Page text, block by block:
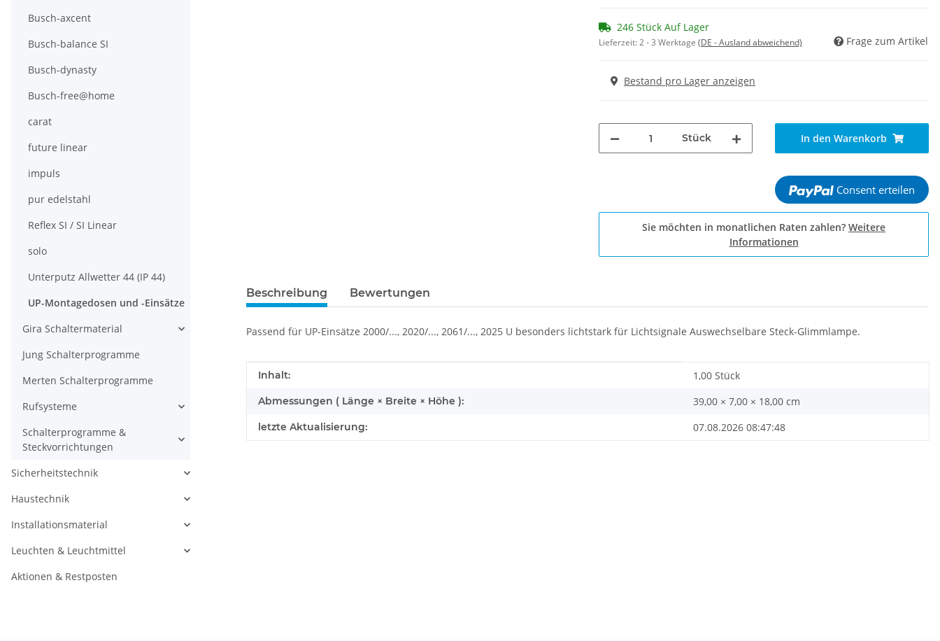
246 Stück Auf Lager
Lieferzeit:2 - 3 Werktage (DE - Ausland abweichend) Frage zum Artikel
Bestand pro Lager anzeigen
Stück In den Warenkorb
Consent erteilen
Sie möchten in monatlichen Raten zahlen? Weitere
Informationen
Beschreibung Bewertungen
Passend für UP-Einsätze 2000/..., 2020/..., 2061/..., 2025 U besonders lichtstark für Lichtsignale Auswechselbare Steck-Glimmlampe.
Produkteigenschaft
Wert
Inhalt: 1,00 Stück
Abmessungen ( Länge × Breite × Höhe ): 39,00 × 7,00 × 18,00 cm
letzte Aktualisierung: 07.08.2026 08:47:48
Busch-axcent
Busch-balance SI
Busch-dynasty
Busch-free@home
carat
future linear
impuls
pur edelstahl
Reflex SI / SI Linear
solo
Unterputz Allwetter 44 (IP 44)
UP-Montagedosen und -Einsätze
Gira Schaltermaterial
Jung Schalterprogramme
Merten Schalterprogramme
Rufsysteme
Schalterprogramme &
Steckvorrichtungen
Sicherheitstechnik
Haustechnik
Installationsmaterial
Leuchten & Leuchtmittel
Aktionen & Restposten